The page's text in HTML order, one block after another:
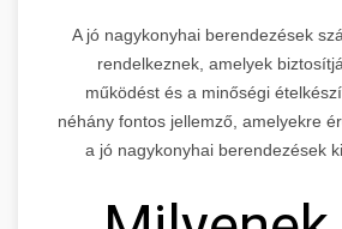
A jó nagykonyhai berendezések
rendelkeznek, amelyek
működést és a minőségi
néhány fontos jellemző, amelyekre
a jó nagykonyhai berendezések